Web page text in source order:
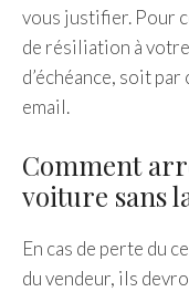
vous justifier. Pour
de résiliation à
d’échéance, soit
email.
Comment
voiture sans
En cas de perte du
du vendeur, ils